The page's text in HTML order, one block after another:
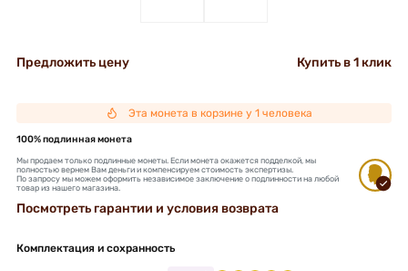
Предложить цену Купить в 1 клик
Эта монета в корзине у 1 человека
100% подлинная монета
Мы продаем только подлинные монеты. Если монета окажется подделкой, мы
полностью вернем Вам деньги и компенсируем стоимость экспертизы.
По запросу мы можем оформить независимое заключение о подлинности на любой
товар из нашего магазина.
Посмотреть гарантии и условия возврата
Комплектация и сохранность